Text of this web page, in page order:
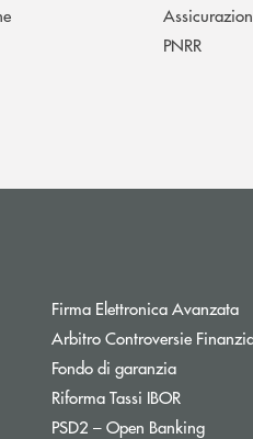
PNRR
Firma Elettronica Avanzata
Arbitro Controversie
Fondo di garanziaApre una
Riforma Tassi IBORApre una
PSD2 – Open BankingApre